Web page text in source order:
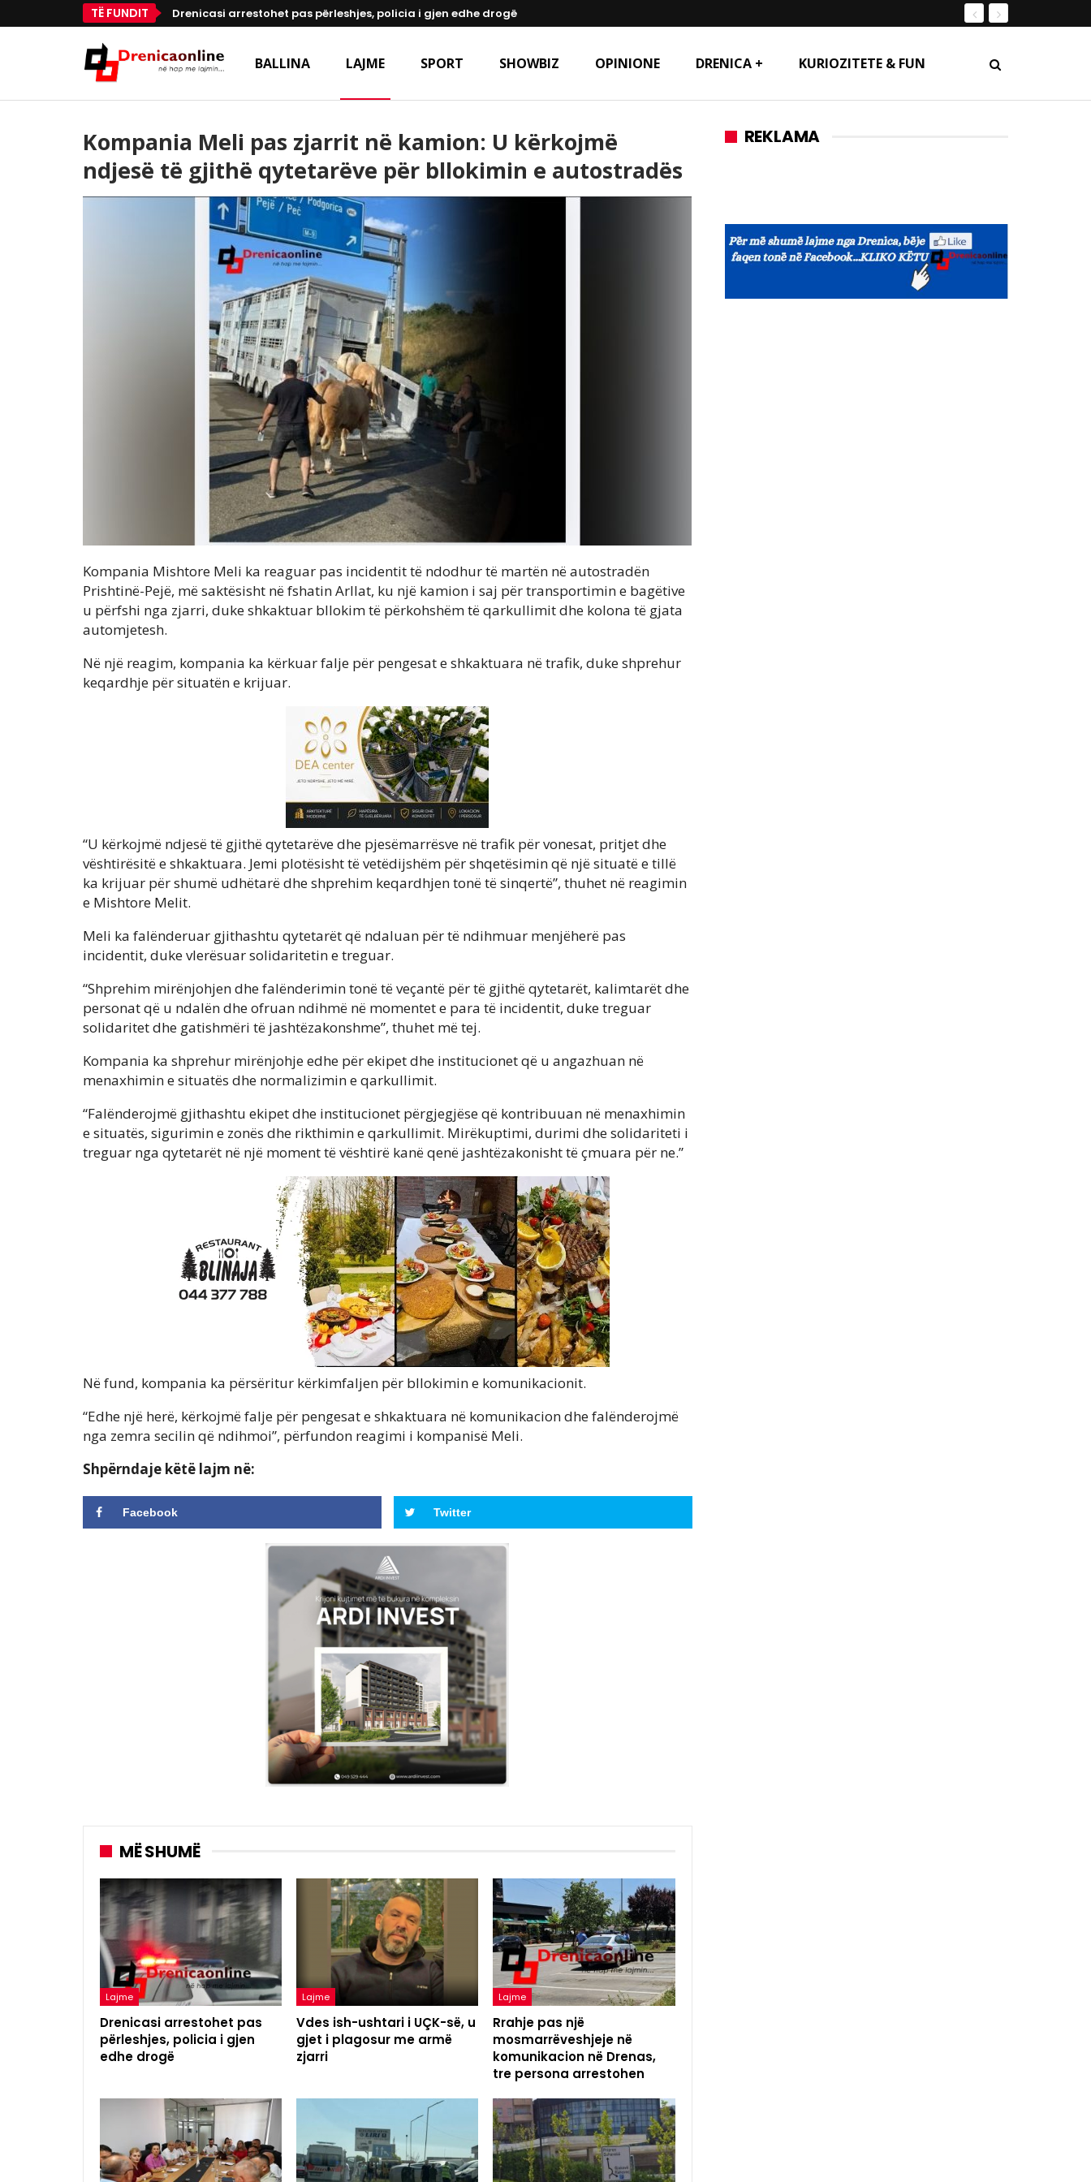
TË FUNDIT Drenicasi arrestohet pas përleshjes, policia i gjen edhe drogë
BALLINA LAJME SPORT SHOWBIZ OPINIONE DRENICA + KURIOZITETE & FUN
Kompania Meli pas zjarrit në kamion: U kërkojmë
ndjesë të gjithë qytetarëve për bllokimin e autostradës
Kompania Mishtore Meli ka reaguar pas incidentit të ndodhur të martën në autostradën
Prishtinë-Pejë, më saktësisht në fshatin Arllat, ku një kamion i saj për transportimin e bagëtive
u përfshi nga zjarri, duke shkaktuar bllokim të përkohshëm të qarkullimit dhe kolona të gjata
automjetesh.
Në një reagim, kompania ka kërkuar falje për pengesat e shkaktuara në trafik, duke shprehur
keqardhje për situatën e krijuar.
“U kërkojmë ndjesë të gjithë qytetarëve dhe pjesëmarrësve në trafik për vonesat, pritjet dhe
vështirësitë e shkaktuara. Jemi plotësisht të vetëdijshëm për shqetësimin që një situatë e tillë
ka krijuar për shumë udhëtarë dhe shprehim keqardhjen tonë të sinqertë”, thuhet në reagimin
e Mishtore Melit.
Meli ka falënderuar gjithashtu qytetarët që ndaluan për të ndihmuar menjëherë pas
incidentit, duke vlerësuar solidaritetin e treguar.
“Shprehim mirënjohjen dhe falënderimin tonë të veçantë për të gjithë qytetarët, kalimtarët dhe
personat që u ndalën dhe ofruan ndihmë në momentet e para të incidentit, duke treguar
solidaritet dhe gatishmëri të jashtëzakonshme”, thuhet më tej.
Kompania ka shprehur mirënjohje edhe për ekipet dhe institucionet që u angazhuan në
menaxhimin e situatës dhe normalizimin e qarkullimit.
“Falënderojmë gjithashtu ekipet dhe institucionet përgjegjëse që kontribuuan në menaxhimin
e situatës, sigurimin e zonës dhe rikthimin e qarkullimit. Mirëkuptimi, durimi dhe solidariteti i
treguar nga qytetarët në një moment të vështirë kanë qenë jashtëzakonisht të çmuara për ne.”
Në fund, kompania ka përsëritur kërkimfaljen për bllokimin e komunikacionit.
“Edhe një herë, kërkojmë falje për pengesat e shkaktuara në komunikacion dhe falënderojmë
nga zemra secilin që ndihmoi”, përfundon reagimi i kompanisë Meli.
Shpërndaje këtë lajm në:
Facebook Twitter
MË SHUMË
Lajme
Drenicasi arrestohet pas
përleshjes, policia i gjen
edhe drogë
Lajme
Vdes ish-ushtari i UÇK-së, u
gjet i plagosur me armë
zjarri
Lajme
Rrahje pas një
mosmarrëveshjeje në
komunikacion në Drenas,
tre persona arrestohen
REKLAMA